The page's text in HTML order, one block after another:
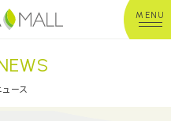
MENU
り異なる
ース